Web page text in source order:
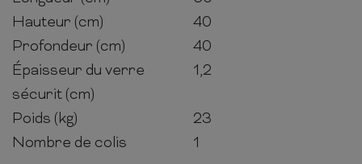
Hauteur (cm)
40
Profondeur (cm)
40
Épaisseur du verre
sécurit (cm)
1,2
Poids (kg)
23
Nombre de colis
1